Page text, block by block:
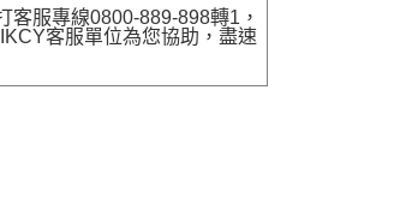
服專線0800-889-898轉1，
客服單位為您協助，盡速